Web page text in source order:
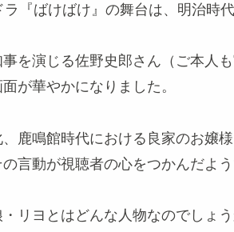
ラ『ばけばけ』の舞台は、明治時
を演じる佐野史郎さん（ご本人
が華やかになりました。
鹿鳴館時代における良家のお嬢
言動が視聴者の心をつかんだよう
リヨとはどんな人物なのでしょう